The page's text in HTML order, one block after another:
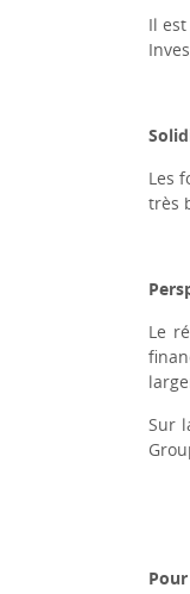
Il
Les
très
Le
Sur